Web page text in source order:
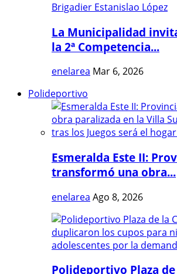
La Municipalidad
la 2ª Competencia...
enelarea Mar 6, 2026
Polideportivo
Esmeralda Este II:
transformó una obra...
enelarea Ago 8, 2026
Polideportivo Plaza